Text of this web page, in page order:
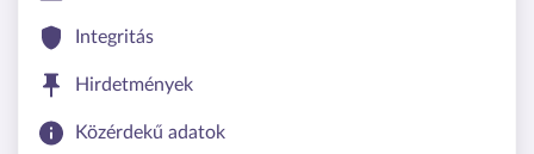
Integritás
Hirdetmények
Közérdekű adatok